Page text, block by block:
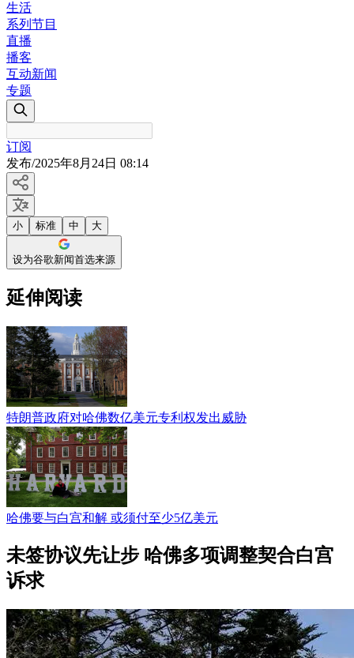
生活
系列节目
直播
播客
互动新闻
专题
订阅
发布/2025年8月24日 08:14
小 标准 中 大
设为谷歌新闻首选来源
延伸阅读
特朗普政府对哈佛数亿美元专利权发出威胁
哈佛要与白宫和解 或须付至少5亿美元
未签协议先让步 哈佛多项调整契合白宫
诉求